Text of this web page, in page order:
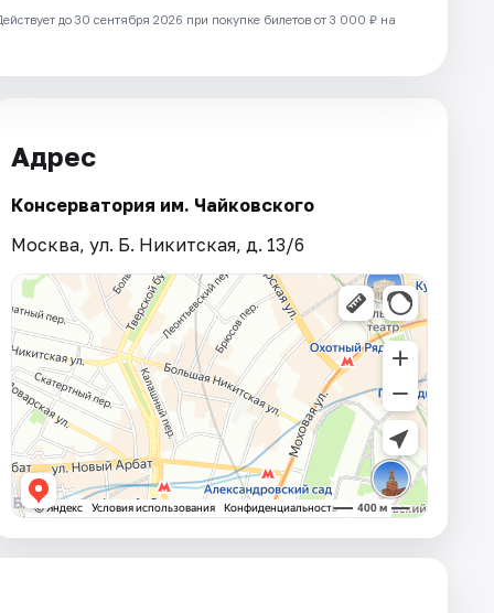
до 30 сентября 2026 при покупке билетов от 3 000 ₽ на
Адрес
Консерватория им. Чайковского
Москва, ул. Б. Никитская, д. 13/6